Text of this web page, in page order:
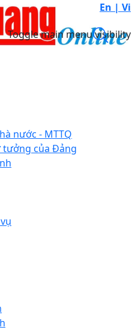
En | Vi
Toggle main menu visibility
nước - MTTQ
tưởng của Đảng